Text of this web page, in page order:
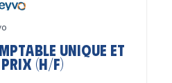
unique et
(H/F)